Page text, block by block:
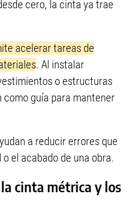
cero, la cinta ya trae
acelerar tareas de
. Al instalar
o estructuras
guía para mantener
a reducir errores que
el acabado de una obra.
cinta métrica y los